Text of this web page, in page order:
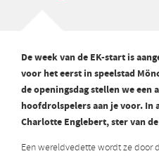
De week van de EK-start is
voor het eerst in speelstad
de openingsdag stellen we
hoofdrolspelers aan je voor. In
Charlotte Englebert, ster van
Een wereldvedette wordt ze door